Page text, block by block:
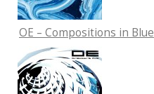
OE – Compositions in Blue